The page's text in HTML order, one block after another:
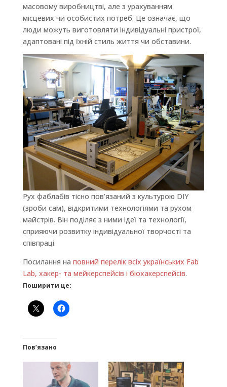
масовому виробництві, але з урахуванням
місцевих чи особистих потреб. Це означає, що
люди можуть виготовляти індивідуальні пристрої,
адаптовані під їхній стиль життя чи обставини.
Рух фаблабів тісно пов’язаний з культурою DIY
(зроби сам), відкритими технологіями та рухом
майстрів. Він поділяє з ними ідеї та технології,
сприяючи розвитку індивідуальної творчості та
співпраці.
Посилання на повний перелік всіх українських Fab
Lab, хакер- та мейкерспейсів і біохакерспейсів.
Поширити це:
Пов’язано